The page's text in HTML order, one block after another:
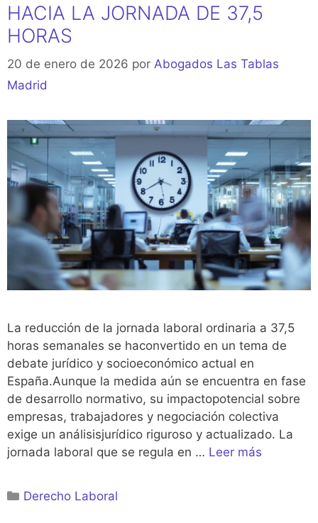
HACIA LA JORNADA DE 37,5
HORAS
20 de enero de 2026 por Abogados Las Tablas
Madrid
La reducción de la jornada laboral ordinaria a 37,5
horas semanales se haconvertido en un tema de
debate jurídico y socioeconómico actual en
España.Aunque la medida aún se encuentra en fase
de desarrollo normativo, su impactopotencial sobre
empresas, trabajadores y negociación colectiva
exige un análisisjurídico riguroso y actualizado. La
jornada laboral que se regula en … Leer más
Categorías
Derecho Laboral